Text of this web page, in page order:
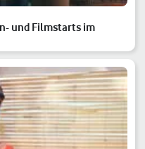
und Filmstarts im